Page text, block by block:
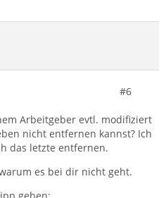
#6
Arbeitgeber evtl. modifiziert
nicht entfernen kannst? Ich
das letzte entfernen.
es bei dir nicht geht.